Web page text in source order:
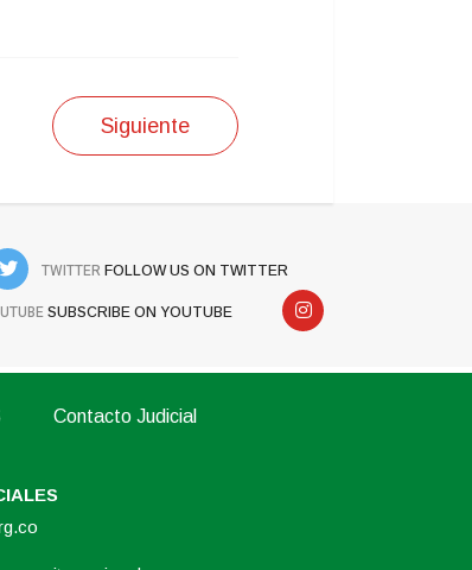
Siguiente
TWITTER FOLLOW US ON TWITTER
SUBSCRIBE ON YOUTUBE
Contacto Judicial